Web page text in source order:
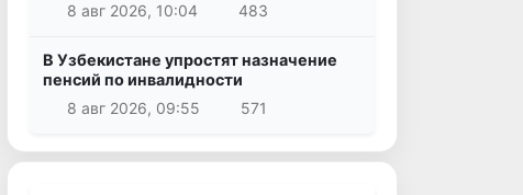
8 авг 2026, 10:04
483
В Узбекистане упростят назначение
пенсий по инвалидности
8 авг 2026, 09:55
571